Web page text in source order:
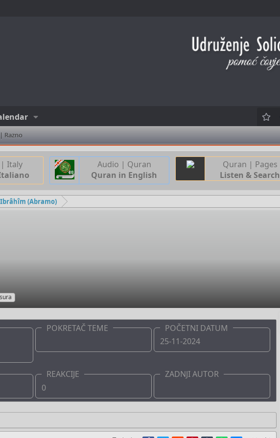
Razno
Italy
Audio | Quran
Quran in English
Quran | Pages
Listen & Search
Ibrâhîm (Abramo)
sura
POKRETAČ TEME
POČETNI DATUM
25-11-2024
REAKCIJE
0
ZADNJI AUTOR